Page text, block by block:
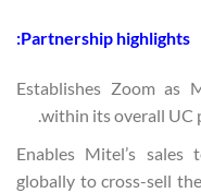
Partnership highlights:
Establishes Zoom as
within its overall UC
Enables Mitel’s
globally to cross-sell